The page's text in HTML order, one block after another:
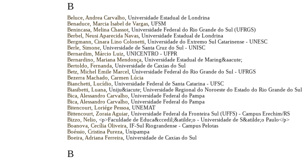
B
Beluce, Andrea Carvalho , Universidade Estadual de Londrina
Benaduce, Marcia Isabel de Vargas , UFSM
Benincasa, Melina Chassot , Universidade Federal do Rio Grande do Sul (UFRGS)
Berbel, Neusi Aparecida Navas , Universidade Estadual de Londrina
Bergmann, Cinara Lino Colonetti , Universidade do Extremo Sul Catarinense - UNESC
Berle, Simone , Universidade de Santa Cruz do Sul - UNISC
Bernardim, Márcio Luiz , UNICENTRO - UFPR
Bernardino, Mariana Mendonça , Universidade Estadual de Maring&aacute;
Bertoldo, Fernanda , Universidade de Caxias do Sul
Betz, Michel Emile Marcel , Universidade Federal do Rio Grande do Sul - UFRGS
Bezerra Machado, Carmen Lúcia
Bianchetti, Lucídio , Universidade Federal de Santa Catarina - UFSC
Biasibetti, Luana , Uniju&iacute; Universidade Regional do Noroeste do Estado do Rio Grande do Sul
Bica, Alessandro Carvalho , Universidade Federal do Pampa
Bica, Alessandro Carvalho , Universidade Federal do Pampa
Bitencourt, Loriége Pessoa , UNEMAT
Bittencourt, Zoraia Aguiar , Universidade Federal da Fronteira Sul (UFFS) - Campus Erechim/RS
Bizzo, Nelio , <p>Faculdade de Educa&ccedil;&atilde;o - Universidade de S&atilde;o Paulo</p>
Boanova, Cecília Oliveira , IF-Sul Riograndense - Campus Pelotas
Boéssio, Cristina Pureza , Unipampa
Boeira, Adriana Ferreira , Universidade de Caxias do Sul
B